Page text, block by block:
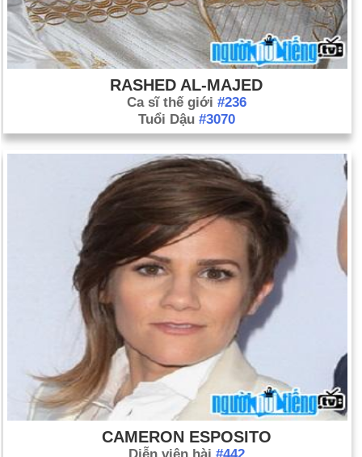
RASHED AL-MAJED
Ca sĩ thế giới #236
Tuổi Dậu #3070
CAMERON ESPOSITO